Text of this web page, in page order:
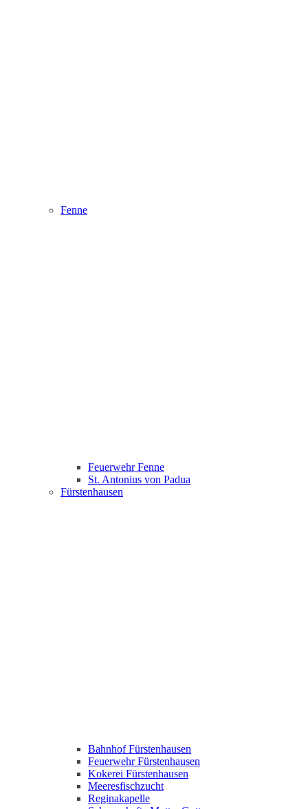
Fenne
Feuerwehr Fenne
St. Antonius von Padua
Fürstenhausen
Bahnhof Fürstenhausen
Feuerwehr Fürstenhausen
Kokerei Fürstenhausen
Meeresfischzucht
Reginakapelle